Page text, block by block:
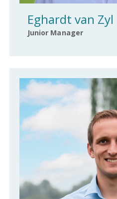
Eghardt van Zyl
Junior Manager